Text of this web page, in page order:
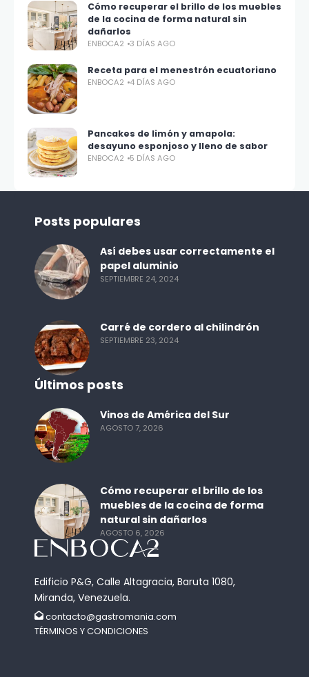
Cómo recuperar el brillo de los muebles
de la cocina de forma natural sin
dañarlos
ENBOCA2 3 DÍAS AGO
Receta para el menestrón ecuatoriano
ENBOCA2 4 DÍAS AGO
Pancakes de limón y amapola:
desayuno esponjoso y lleno de sabor
ENBOCA2 5 DÍAS AGO
Edificio P&G, Calle Altagracia, Baruta 1080,
Miranda, Venezuela.
contacto@gastromania.com
TÉRMINOS Y CONDICIONES
Posts populares
Así debes usar correctamente el
papel aluminio
SEPTIEMBRE 24, 2024
Carré de cordero al chilindrón
SEPTIEMBRE 23, 2024
Últimos posts
Vinos de América del Sur
AGOSTO 7, 2026
Cómo recuperar el brillo de los
muebles de la cocina de forma
natural sin dañarlos
AGOSTO 6, 2026